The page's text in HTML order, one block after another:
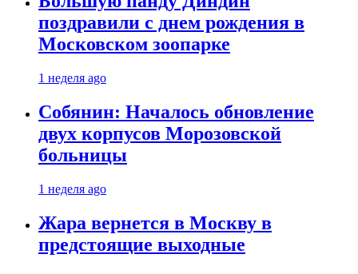
поздравили с днем рождения в
Московском зоопарке
1 неделя ago
Собянин: Началось обновление
двух корпусов Морозовской
больницы
1 неделя ago
Жара вернется в Москву в
предстоящие выходные